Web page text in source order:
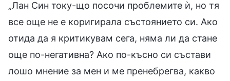
„Лан Син току-що посочи проблемите ѝ, но тя
все още не е коригирала състоянието си. Ако
отида да я критикувам сега, няма ли да стане
още по-негативна? Ако по-късно си състави
лошо мнение за мен и ме пренебрегва, какво